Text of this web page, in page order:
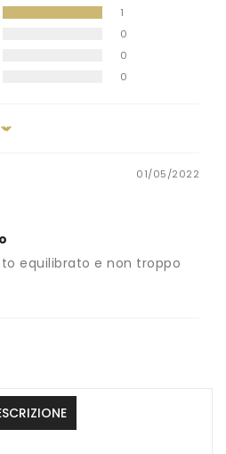
1
0
0
0
01/05/2022
equilibrato e non troppo